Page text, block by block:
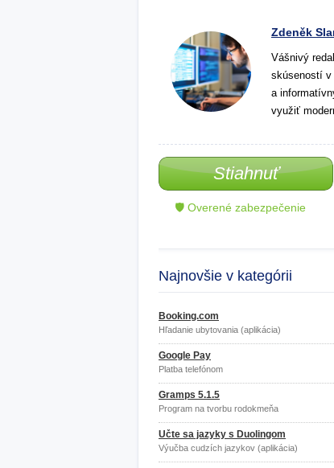
Zdeněk
Vášnivý
skúseností v
a
využiť
Stiahnuť
🛡 Overené zabezpečenie
Najnovšie v kategórii
Booking.com
Hľadanie ubytovania (aplikácia)
Google Pay
Platba telefónom
Gramps 5.1.5
Program na tvorbu rodokmeňa
Učte sa jazyky s Duolingom
Výučba cudzích jazykov (aplikácia)